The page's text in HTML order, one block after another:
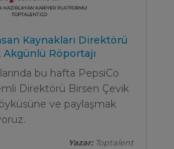
Kaynakları Direktörü
Röportajı
bu hafta PepsiCo
Direktörü Birsen Çevik
ve paylaşmak
Yazar:Toptalent